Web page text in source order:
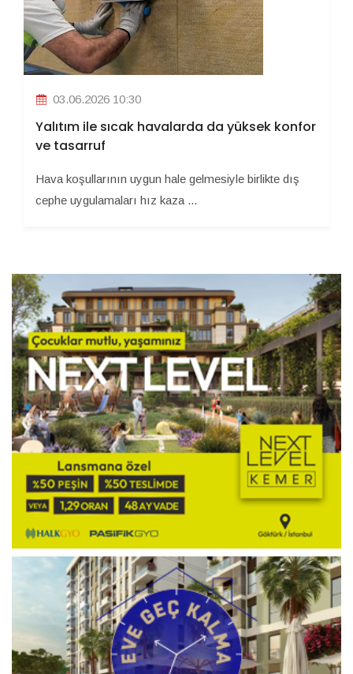
03.06.2026 10:30
Yalıtım ile sıcak havalarda da yüksek konfor
ve tasarruf
Hava koşullarının uygun hale gelmesiyle birlikte dış
cephe uygulamaları hız kaza ...